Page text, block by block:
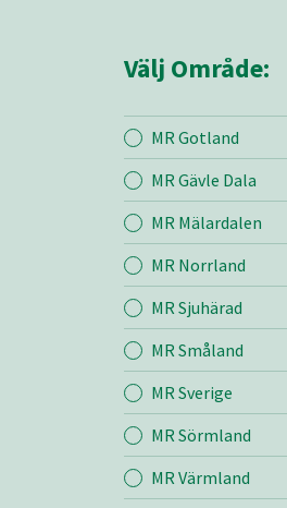
Mina sidor
Entreprenad
Bemanning
Välj Område:
MR Gotland
MR Gävle Dala
MR Mälardalen
MR Norrland
MR Sjuhärad
MR Småland
MR Sverige
MR Sörmland
MR Värmland